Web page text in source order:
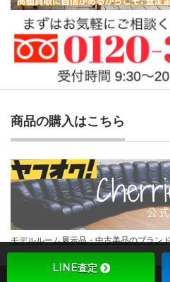
商品の購入はこちら
モデルルーム展示品・中古美品のブラン
LINE査定